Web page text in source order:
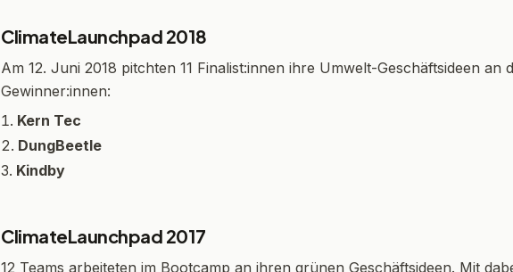
ClimateLaunchpad 2018
Am 12. Juni 2018 pitchten 11 Finalist:innen ihre Umwelt-Geschäftsideen an
Gewinner:innen:
Kern Tec
DungBeetle
Kindby
ClimateLaunchpad 2017
12 Teams arbeiteten im Bootcamp an ihren grünen Geschäftsideen. Mit